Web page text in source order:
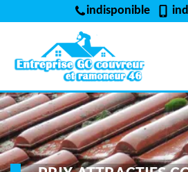
indisponible